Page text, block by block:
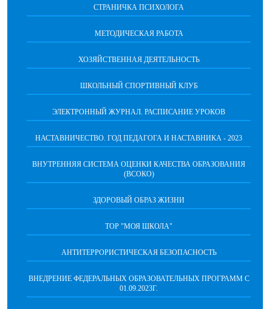
СТРАНИЧКА ПСИХОЛОГА
МЕТОДИЧЕСКАЯ РАБОТА
ХОЗЯЙСТВЕННАЯ ДЕЯТЕЛЬНОСТЬ
ШКОЛЬНЫЙ СПОРТИВНЫЙ КЛУБ
ЭЛЕКТРОННЫЙ ЖУРНАЛ. РАСПИСАНИЕ УРОКОВ
НАСТАВНИЧЕСТВО. ГОД ПЕДАГОГА И НАСТАВНИКА - 2023
ВНУТРЕННЯЯ СИСТЕМА ОЦЕНКИ КАЧЕСТВА ОБРАЗОВАНИЯ
(ВСОКО)
ЗДОРОВЫЙ ОБРАЗ ЖИЗНИ
ТОР "МОЯ ШКОЛА"
АНТИТЕРРОРИСТИЧЕСКАЯ БЕЗОПАСНОСТЬ
ВНЕДРЕНИЕ ФЕДЕРАЛЬНЫХ ОБРАЗОВАТЕЛЬНЫХ ПРОГРАММ С
01.09.2023Г.